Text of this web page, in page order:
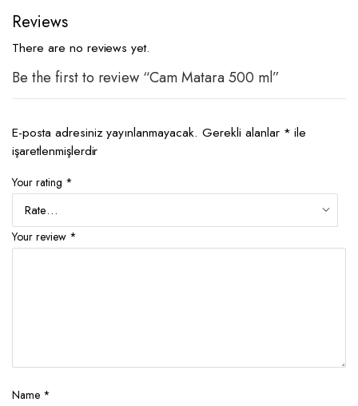
Reviews
There are no reviews yet.
Be the first to review “Cam Matara 500 ml”
E-posta adresiniz yayınlanmayacak. Gerekli alanlar * ile
işaretlenmişlerdir
Your rating *
Your review *
Name *